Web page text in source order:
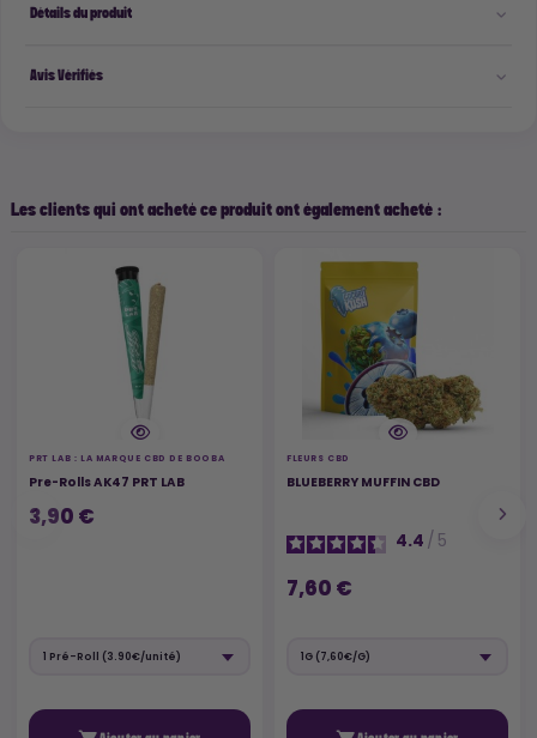
Détails du produit
Avis Vérifiés
Les clients qui ont acheté ce produit ont également acheté :
PRT LAB : LA MARQUE CBD DE BOOBA
Pre-Rolls AK47 PRT LAB
3,90 €
FLEURS CBD
BLUEBERRY MUFFIN CBD
4.4 / 5
7,60 €